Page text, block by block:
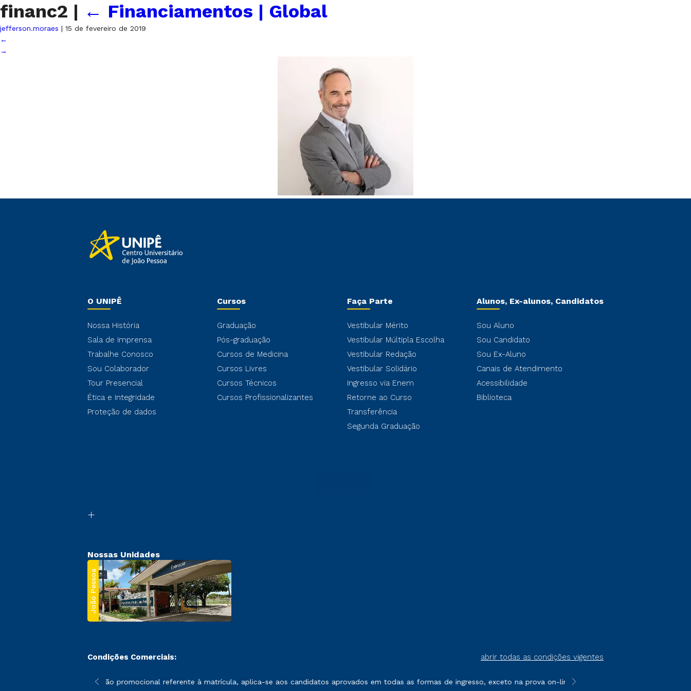
financ2 | ← Financiamentos | Global
jefferson.moraes | 15 de fevereiro de 2019
←
→
O UNIPÊ
Nossa História
Sala de Imprensa
Trabalhe Conosco
Sou Colaborador
Tour Presencial
Ética e Integridade
Proteção de dados
Cursos
Graduação
Pós-graduação
Cursos de Medicina
Cursos Livres
Cursos Técnicos
Cursos Profissionalizantes
Faça Parte
Vestibular Mérito
Vestibular Múltipla Escolha
Vestibular Redação
Vestibular Solidário
Ingresso via Enem
Retorne ao Curso
Transferência
Segunda Graduação
Alunos, Ex-alunos, Candidatos
Sou Aluno
Sou Candidato
Sou Ex-Aluno
Canais de Atendimento
Acessibilidade
Biblioteca
Nossas Unidades
João Pessoa
Condições Comerciais: abrir todas as condições vigentes
sofrer alterações nos períodos de rematrícula conforme exposto no contrato de prestação de serviços.
*A condição promocional referente à matrícula, aplica-se aos candidatos aprovados em todas as formas de ingresso, exceto na prova on-line ou agendada, que ofertam
**Semipresencial é um formato do